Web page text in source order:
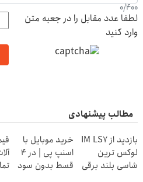
0/400
لطفا عدد مقابل را در جعبه متن
وارد کنید
مطالب پیشنهادی
بازدید از IM LS7
لوکس ترین
شاسی بلند برقی
خرید موبایل با
اسنپ پی | در ۴
قسط بدون سود